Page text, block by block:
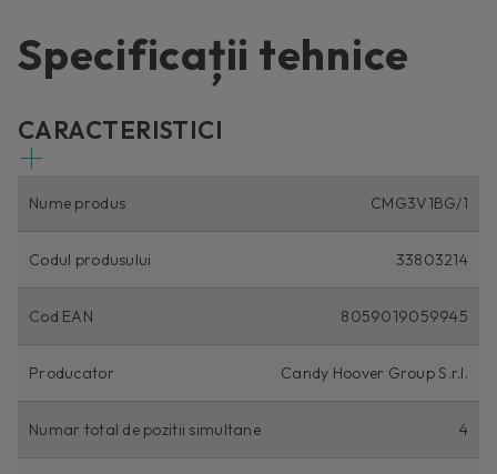
Specificații tehnice
CARACTERISTICI
Nume produs CMG3V1BG/1
Codul produsului 33803214
Cod EAN 8059019059945
Producator Candy Hoover Group S.r.l.
Numar total de pozitii simultane 4